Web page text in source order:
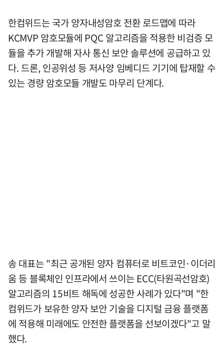
한컴위드는 국가 양자내성암호 전환 로드맵에 따라
KCMVP 암호모듈에 PQC 알고리즘을 적용한 비검증 모
듈을 추가 개발해 자사 통신 보안 솔루션에 공급하고 있
다. 드론, 인공위성 등 저사양 임베디드 기기에 탑재할 수
있는 경량 암호모듈 개발도 마무리 단계다.
송 대표는 "최근 공개된 양자 컴퓨터로 비트코인·이더리
움 등 블록체인 인프라에서 쓰이는 ECC(타원곡선암호)
알고리즘의 15비트 해독에 성공한 사례가 있다"며 "한
컴위드가 보유한 양자 보안 기술을 디지털 금융 플랫폼
에 적용해 미래에도 안전한 플랫폼을 선보이겠다"고 말
했다.